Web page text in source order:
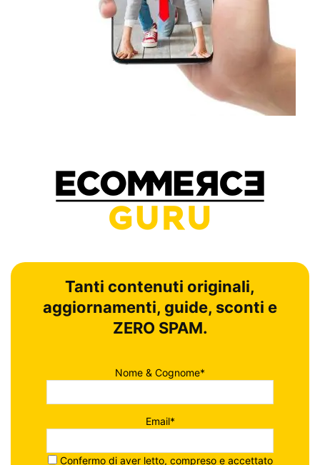
Tanti contenuti originali,
aggiornamenti, guide, sconti e
ZERO SPAM.
Nome & Cognome*
Email*
Confermo di aver letto, compreso e accettato